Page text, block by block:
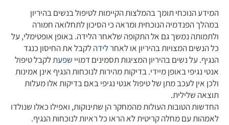
המידע הנוכחי תומך בהמלצות הקיימות לטיפול בנשים בהיריון
במהלך הפנדמיה הנוכחית ומראה כי הסיכון לתחלואה חמורה
ולתמותה נמשך גם אל התקופה שלאחר הלידה. באופן אופטימלי, על
כל הנשים המצויות בהיריון או לאחרלידהלקבל את החיסון כנגד
הנגיף. על נשים בהיריון המציגות תסמינים דמויי שפעתלקבל טיפול
אנטי נגיפי באופן מיידי. בדיקות מהירות לנוכחות הנגיף אינן אמינות
ולכן אין לעכב מתן של טיפול אנטי נגיפי באם בדיקות אלו מעלות
תוצאה שלילית.
החדשות הטובות העולות מהמחקר הן שתינוקות, ואפילו כאלו שנולדו
לאמהות עם מחלה קריטית לא הראו כל ראיות לנוכחות הנגיף.